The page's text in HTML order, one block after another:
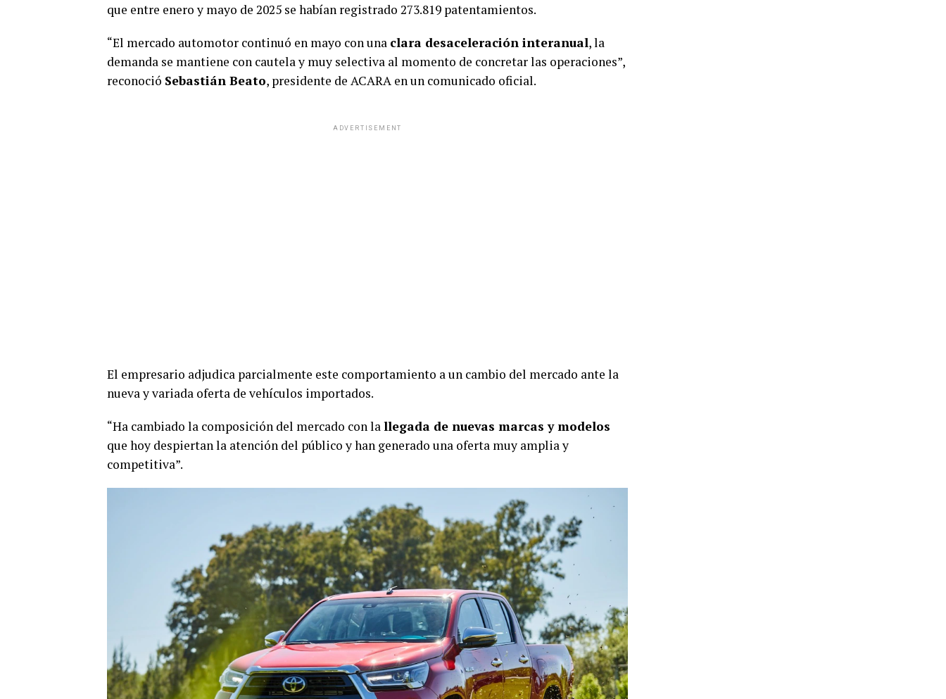
que entre enero y mayo de 2025 se habían registrado 273.819 patentamientos.
“El mercado automotor continuó en mayo con una clara desaceleración interanual, la
demanda se mantiene con cautela y muy selectiva al momento de concretar las operaciones”,
reconoció Sebastián Beato, presidente de ACARA en un comunicado oficial.
ADVERTISEMENT
El empresario adjudica parcialmente este comportamiento a un cambio del mercado ante la
nueva y variada oferta de vehículos importados.
“Ha cambiado la composición del mercado con lallegada de nuevas marcas y modelos
que hoy despiertan la atención del público y han generado una oferta muy amplia y
competitiva”.